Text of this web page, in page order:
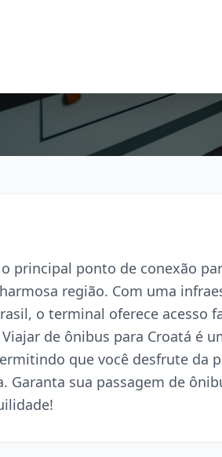
o principal ponto de conexão
região. Com uma
o terminal oferece acesso
de ônibus para Croatá é
que você desfrute da
Garanta sua passagem de